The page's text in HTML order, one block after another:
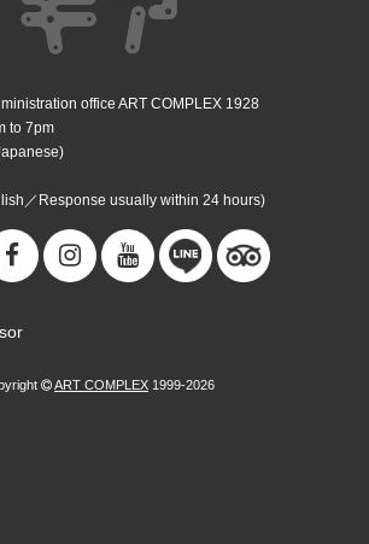
office ART COMPLEX 1928
to 7pm
／Response usually within 24 hours)
ART COMPLEX 1999-2026